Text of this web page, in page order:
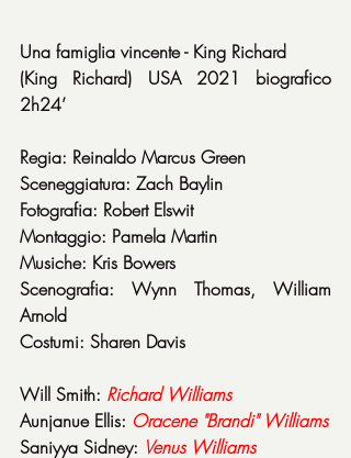
Una famiglia vincente - King Richard
(King Richard) USA 2021 biografico
2h24’
Regia: Reinaldo Marcus Green
Sceneggiatura: Zach Baylin
Fotografia: Robert Elswit
Montaggio: Pamela Martin
Musiche: Kris Bowers
Scenografia: Wynn Thomas, William
Arnold
Costumi: Sharen Davis
Will Smith: Richard Williams
Aunjanue Ellis: Oracene "Brandi" Williams
Saniyya Sidney: Venus Williams